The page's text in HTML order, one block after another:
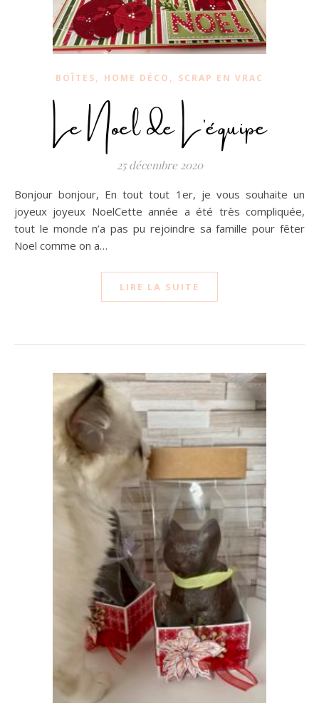
BOÎTES, HOME DÉCO , SCRAP EN VRAC
Le Noel de L’équipe
25 décembre 2020
Bonjour bonjour, En tout tout 1er, je vous souhaite un
joyeux joyeux NoelCette année a été très compliquée,
tout le monde n’a pas pu rejoindre sa famille pour fêter
Noel comme on a…
LIRE LA SUITE